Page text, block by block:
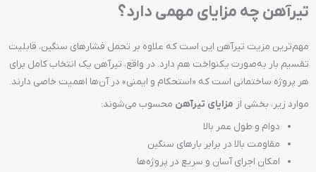
تیرآهن چه مزایای مهمی دارد؟
مهم‌ترین مزیت تیرآهن این است که علاوه بر تحمل فشارهای سنگین، قابلیت
تقسیم بار به‌صورت یکنواخت هم دارد. در واقع، تیرآهن یک انتخاب کامل برای
هر پروژه ساختمانی است که «استحکام و ایمنی» در آن‌ها اهمیت خاصی دارند.
موارد زیر، بخشی از مزایای تیرآهن محسوب می‌شوند:
دوام و طول عمر بالا
مقاومت بالا در برابر بارهای سنگین
امکان اجرای آسان و سریع در پروژه‌ها